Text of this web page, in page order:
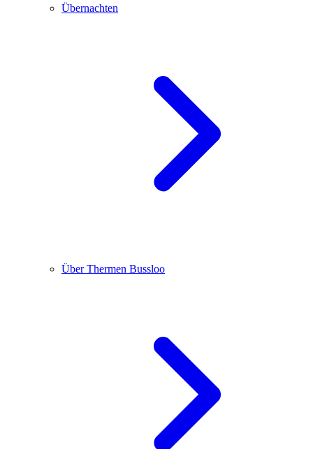
Übernachten
Über Thermen Bussloo